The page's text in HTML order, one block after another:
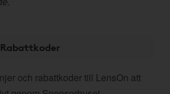
och rabattkoder till LensOn att